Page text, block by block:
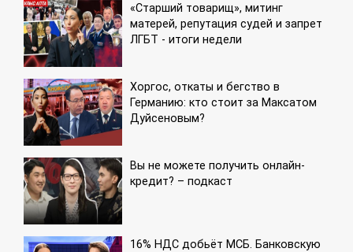
«Старший товарищ», митинг
матерей, репутация судей и запрет
ЛГБТ - итоги недели
Хоргос, откаты и бегство в
Германию: кто стоит за Максатом
Дуйсеновым?
Вы не можете получить онлайн-
кредит? – подкаст
16% НДС добьёт МСБ. Банковскую